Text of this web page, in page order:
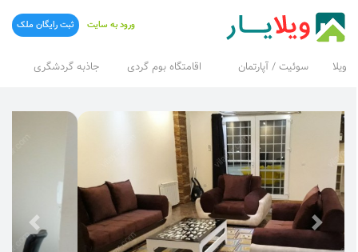
ویلا سوئیت / آپارتمان اقامتگاه بوم گردی جاذبه گردشگری
ورود به سایت ثبت رایگان ملک